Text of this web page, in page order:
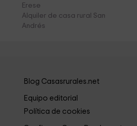
Erese
Alquiler de casa rural San
Andrés
Blog Casasrurales.net
Equipo editorial
Política de cookies